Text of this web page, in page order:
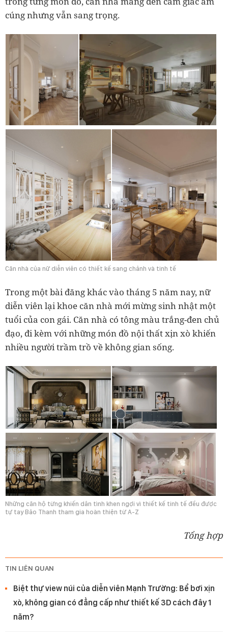
cúng nhưng vẫn sang trọng.
Căn nhà của nữ diễn viên có thiết kế sang chảnh và tinh tế
Trong một bài đăng khác vào tháng 5 năm nay, nữ
diễn viên lại khoe căn nhà mới mừng sinh nhật một
tuổi của con gái. Căn nhà có tông màu trắng-đen chủ
đạo, đi kèm với những món đồ nội thất xịn xò khiến
nhiều người trầm trồ về không gian sống.
Những căn hộ từng khiến dân tình khen ngợi vì thiết kế tinh tế đều được
tự tay Bảo Thanh tham gia hoàn thiện từ A-Z
Tổng hợp
TIN LIÊN QUAN
Biệt thự view núi của diễn viên Mạnh Trường: Bể bơi xịn
xò, không gian có đẳng cấp như thiết kế 3D cách đây 1
năm?